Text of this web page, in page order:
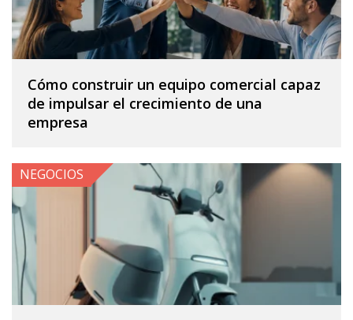
Cómo construir un equipo comercial capaz
de impulsar el crecimiento de una
empresa
NEGOCIOS